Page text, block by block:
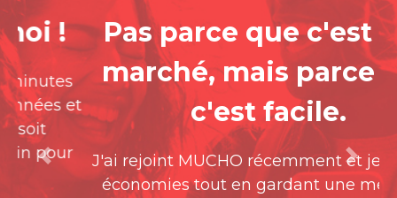
Pas parce que c'est bon
marché, mais parce que
c'est facile.
J'ai rejoint MUCHO récemment et je fais des
économies tout en gardant une meilleure
Previous Next